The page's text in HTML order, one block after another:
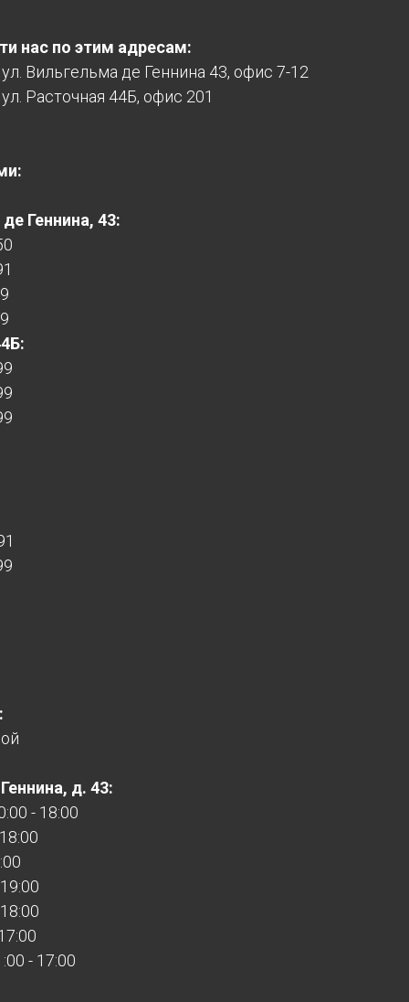
нас по этим адресам:
ул. Вильгельма де Геннина 43, офис 7-12
Расточная 44Б, офис 201
Геннина, 43:
д. 43:
- 18:00
- 17:00